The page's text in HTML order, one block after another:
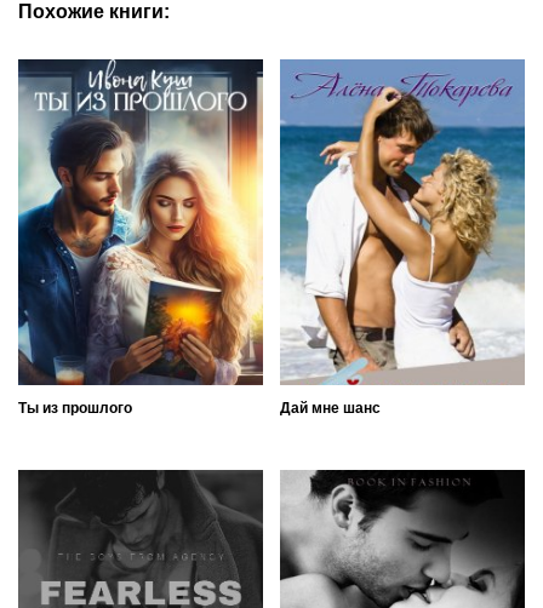
Похожие книги:
Ты из прошлого Дай мне шанс